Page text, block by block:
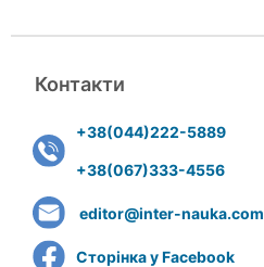
Контакти
+38(044)222-5889
+38(067)333-4556
editor@inter-nauka.com
Сторінка у Facebook